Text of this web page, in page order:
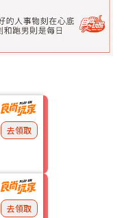
去領取
去領取